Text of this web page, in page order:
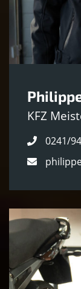
KFZ
0241/